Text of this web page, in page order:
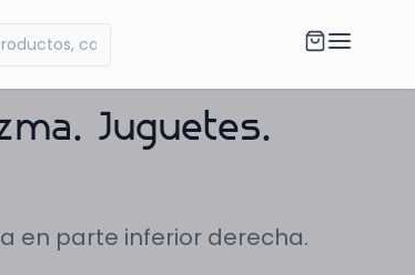
Juguetes.
en parte inferior derecha.